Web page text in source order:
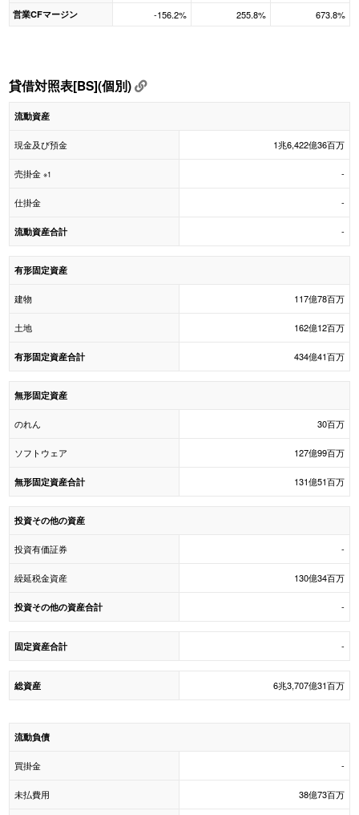
営業CFマージン -156.2% 255.8% 673.8%
貸借対照表[BS](個別)
流動資産
現金及び預金 1兆6,422億36百万
売掛金 ※1 -
仕掛金 -
流動資産合計 -
有形固定資産
建物 117億78百万
土地 162億12百万
有形固定資産合計 434億41百万
無形固定資産
のれん 30百万
ソフトウェア 127億99百万
無形固定資産合計 131億51百万
投資その他の資産
投資有価証券 -
繰延税金資産 130億34百万
投資その他の資産合計 -
固定資産合計 -
総資産 6兆3,707億31百万
流動負債
買掛金 -
未払費用 38億73百万